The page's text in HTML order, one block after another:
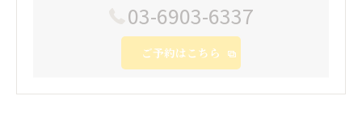
03-6903-6337
ご予約はこちら